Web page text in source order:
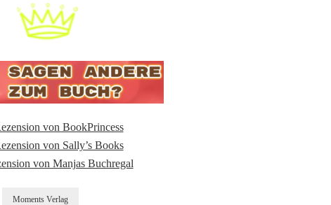
von BookPrincess
von Sally’s Books
von Manjas Buchregal
Moments Verlag